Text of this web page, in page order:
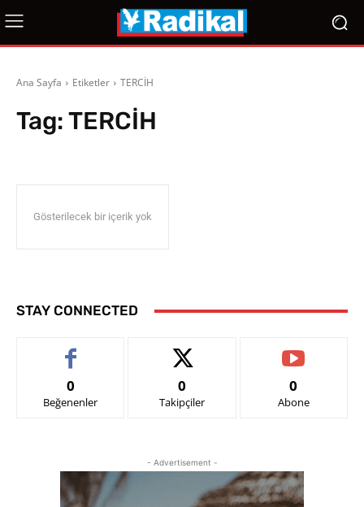
Ana Sayfa Etiketler TERCİH
Tag:TERCİH
Gösterilecek bir içerik yok
STAY CONNECTED
0
Beğenenler
0
Takipçiler
0
Abone
- Advertisement -